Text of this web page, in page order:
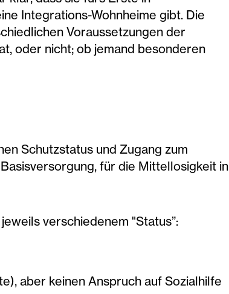
Integrations-Wohnheime gibt. Die
Voraussetzungen der
oder nicht; ob jemand besonderen
Schutzstatus und Zugang zum
für die Mittellosigkeit in
verschiedenem "Status”:
aber keinen Anspruch auf Sozialhilfe